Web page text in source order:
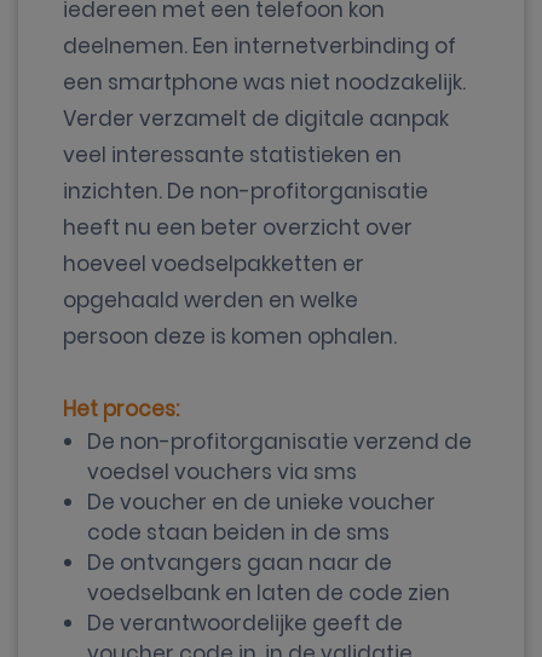
iedereen met een telefoon kon
deelnemen. Een internetverbinding of
een smartphone was niet noodzakelijk.
Verder verzamelt de digitale aanpak
veel interessante statistieken en
inzichten. De non-profitorganisatie
heeft nu een beter overzicht over
hoeveel voedselpakketten er
opgehaald werden en welke
persoon deze is komen ophalen.
Het proces:
De non-profitorganisatie verzend de
voedsel vouchers via sms
De voucher en de unieke voucher
code staan beiden in de sms
De ontvangers gaan naar de
voedselbank en laten de code zien
De verantwoordelijke geeft de